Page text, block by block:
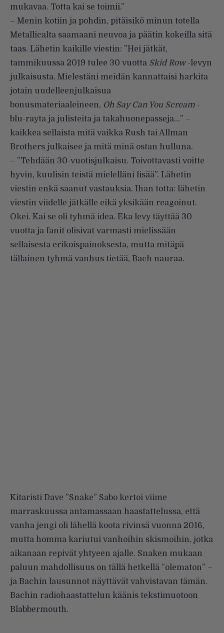
mukavaa. Totta kai se toimii.”
– Menin kotiin ja pohdin, pitäisikö minun totella
Metallicalta saamaani neuvoa ja päätin kokeilla sitä
taas. Lähetin kaikille viestin: ”Hei jätkät,
tammikuussa 2019 tulee 30 vuotta Skid Row-levyn
julkaisusta. Mielestäni meidän kannattaisi harkita
jotain uudelleenjulkaisua
bonusmateriaaleineen, Oh Say Can You Scream -
blu-rayta ja julisteita ja takahuonepasseja…” –
kaikkea sellaista mitä vaikka Rush tai Allman
Brothers julkaisee ja mitä minä ostan hulluna.
– ”Tehdään 30-vuotisjulkaisu. Toivottavasti voitte
hyvin, kuulisin teistä mielelläni lisää”. Lähetin
viestin enkä saanut vastauksia. Ihan totta: lähetin
viestin viidelle jätkälle eikä yksikään reagoinut.
Okei. Kai se oli tyhmä idea. Eka levy täyttää 30
vuotta ja fanit olisivat varmasti mielissään
sellaisesta erikoispainoksesta, mutta mitäpä
tällainen tyhmä vanhus tietää, Bach nauraa.
Kitaristi Dave ”Snake” Sabo kertoi viime
marraskuussa antamassaan haastattelussa, että
vanha jengi oli lähellä koota rivinsä vuonna 2016,
mutta homma kariutui vanhoihin skismoihin, jotka
aikanaan repivät yhtyeen ajalle. Snaken mukaan
paluun mahdollisuus on tällä hetkellä ”olematon” –
ja Bachin lausunnot näyttävät vahvistavan tämän.
Bachin radiohaastattelun käänis tekstimuotoon
Blabbermouth.